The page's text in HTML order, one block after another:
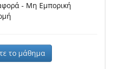
- Μη Εμπορική
το μάθημα